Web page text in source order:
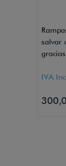
salvar
IVA